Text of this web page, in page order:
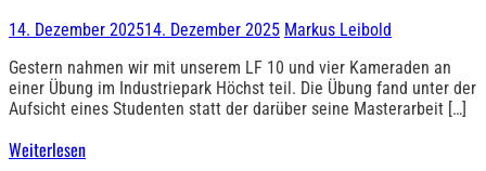
14. Dezember 202514. Dezember 2025 Markus Leibold
Gestern nahmen wir mit unserem LF 10 und vier Kameraden an
einer Übung im Industriepark Höchst teil. Die Übung fand unter der
Aufsicht eines Studenten statt der darüber seine Masterarbeit […]
Weiterlesen